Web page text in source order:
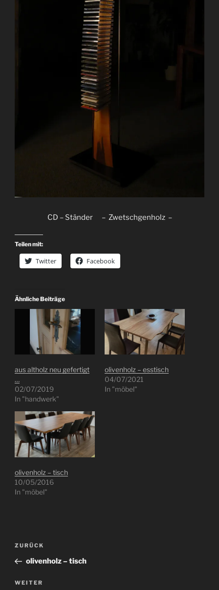
CD – Ständer – Zwetschgenholz –
Teilen mit:
Twitter Facebook
Ähnliche Beiträge
aus altholz neu gefertigt
…
02/07/2019
In "handwerk"
olivenholz – esstisch
04/07/2021
In "möbel"
olivenholz – tisch
10/05/2016
In "möbel"
Beitragsnavigation
Vorheriger
Beitrag
ZURÜCK
olivenholz – tisch
Nächster
WEITER